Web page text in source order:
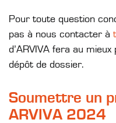
Pour toute question
pas à nous contacter à
d’ARVIVA fera au
dépôt de dossier.
Soumettre un
ARVIVA 2024